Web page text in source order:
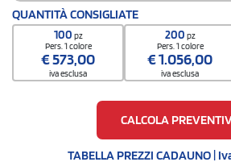
Codice doganale
8523511000000000000000
Quantità per scatola
QUANTITÀ CONSIGLIATE
100 pz
Pers. 1 colore
€573,00
iva esclusa
200 pz
Pers. 1 colore
€1.056,00
iva esclusa
CALCOLA
TABELLA PREZZI CADAUNO |